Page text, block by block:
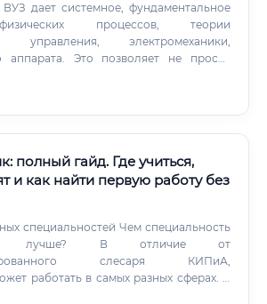
ВУЗ дает системное, фундаментальное
процессов, теории
управления, электромеханики,
аппарата. Это позволяет не просто
и заниматься R&D (научно-
полный гайд. Где учиться,
и как найти первую работу без
Чем специальность
лучше? В отличие от
слесаря КИПиА,
работать в самых разных сферах. В